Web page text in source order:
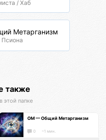
/ Хаб
Метарганизм
Псиона
также
этой папке
ОМ — Общий Метарганизм
0 ~1 мин.